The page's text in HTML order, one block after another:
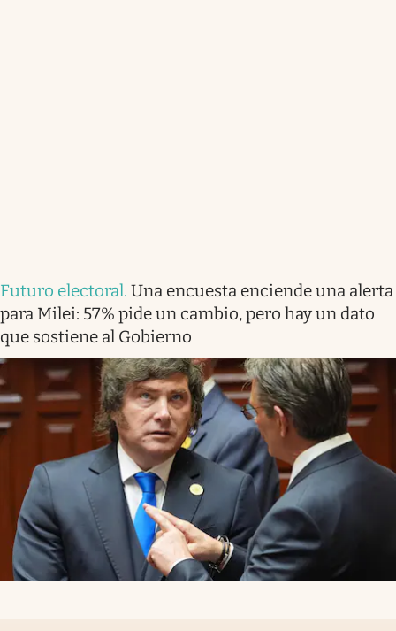
Futuro electoral. Una encuesta enciende una alerta
para Milei: 57% pide un cambio, pero hay un dato
que sostiene al Gobierno